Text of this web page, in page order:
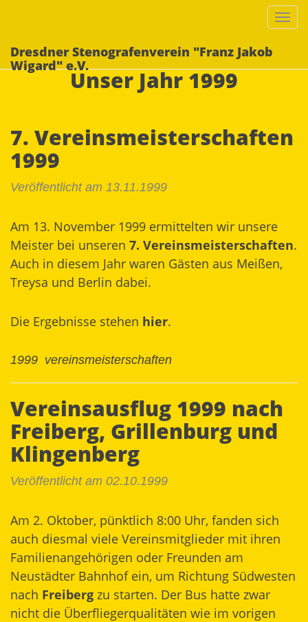
Dresdner Stenografenverein "Franz Jakob
Wigard" e.V.
Unser Jahr 1999
7. Vereinsmeisterschaften
1999
Veröffentlicht am 13.11.1999
Am 13. November 1999 ermittelten wir unsere
Meister bei unseren 7. Vereinsmeisterschaften.
Auch in diesem Jahr waren Gästen aus Meißen,
Treysa und Berlin dabei.
Die Ergebnisse stehen hier.
1999 vereinsmeisterschaften
Vereinsausflug 1999 nach
Freiberg, Grillenburg und
Klingenberg
Veröffentlicht am 02.10.1999
Am 2. Oktober, pünktlich 8:00 Uhr, fanden sich
auch diesmal viele Vereinsmitglieder mit ihren
Familienangehörigen oder Freunden am
Neustädter Bahnhof ein, um Richtung Südwesten
nach Freiberg zu starten. Der Bus hatte zwar
nicht die Überfliegerqualitäten wie im vorigen